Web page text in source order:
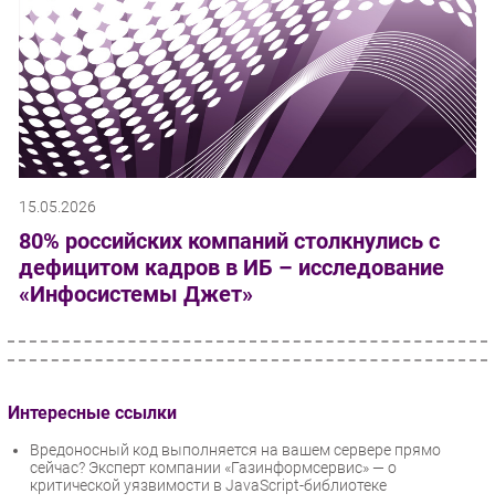
15.05.2026
80% российских компаний столкнулись с
дефицитом кадров в ИБ – исследование
«Инфосистемы Джет»
Интересные ссылки
Вредоносный код выполняется на вашем сервере прямо
сейчас? Эксперт компании «Газинформсервис» — о
критической уязвимости в JavaScript-библиотеке